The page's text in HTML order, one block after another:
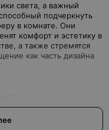
света, а важный
подчеркнуть
в комнате. Они
комфорт и эстетику в
а также стремятся
как часть дизайна
критериям, среди